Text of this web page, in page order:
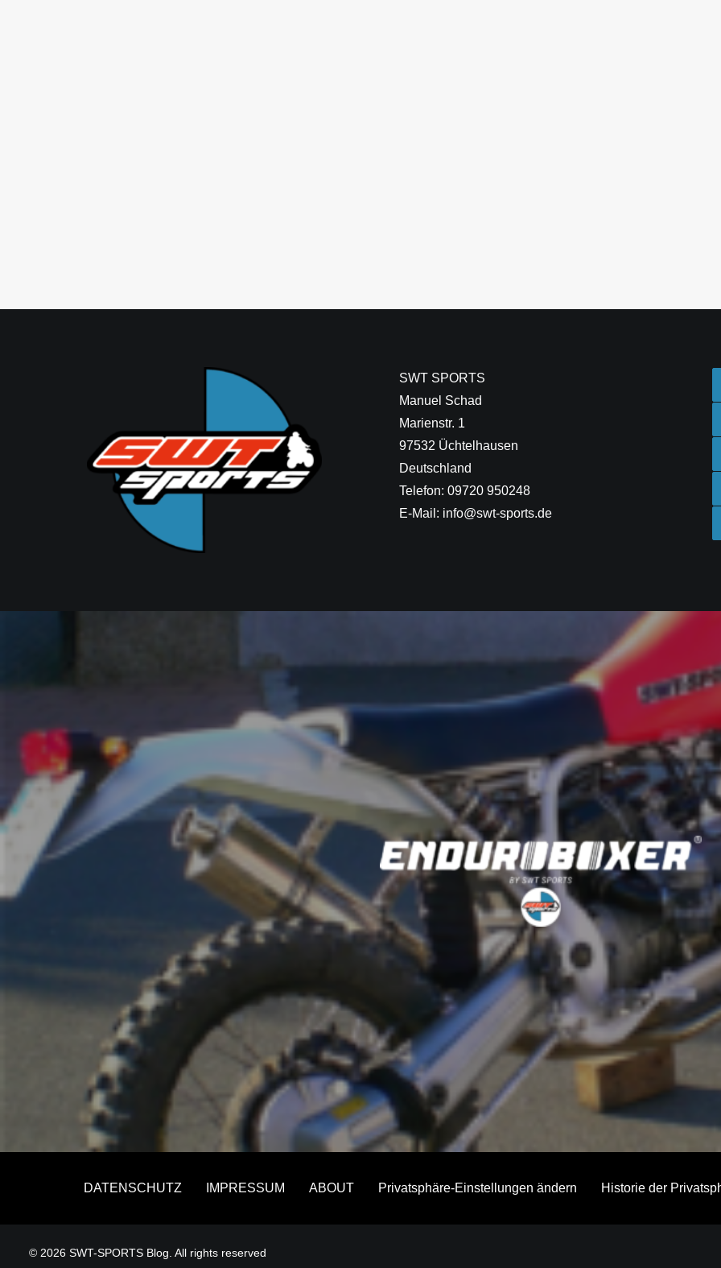
SWT SPORTS
Manuel Schad
Marienstr. 1
97532 Üchtelhausen
Deutschland
Telefon: 09720 950248
E-Mail: info@swt-sports.de
DATENSCHUTZ IMPRESSUM ABOUT Privatsphäre-Einstellungen ändern Historie der
© 2026 SWT-SPORTS Blog. All rights reserved